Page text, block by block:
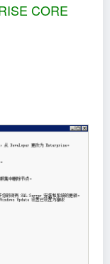
CORE